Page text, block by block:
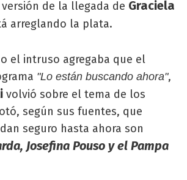
de la llegada de Graciela
arreglando la plata.
el intruso agregaba que el
"Lo están buscando ahora",
volvió sobre el tema de los
según sus fuentes, que
seguro hasta ahora son
Josefina Pouso y el Pampa